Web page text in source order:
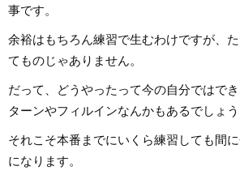
事です。
余裕はもちろん練習で生むわけですが、
てものじゃありません。
だって、どうやったって今の自分ではで
ターンやフィルインなんかもあるでしょう
それこそ本番までにいくら練習しても間
になります。